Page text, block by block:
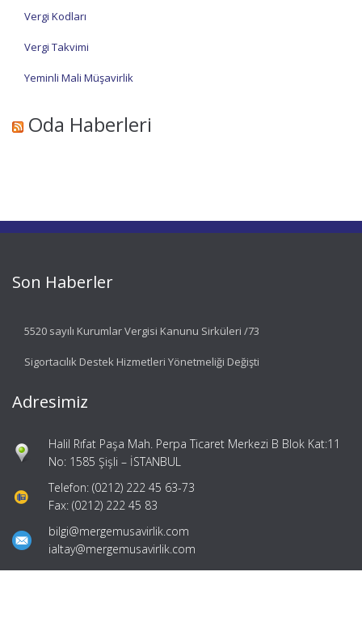
Vergi Kodları
Vergi Takvimi
Yeminli Mali Müşavirlik
Oda Haberleri
Son Haberler
5520 sayılı Kurumlar Vergisi Kanunu Sirküleri /73
Sigortacılık Destek Hizmetleri Yönetmeliği Değişti
Adresimiz
Halil Rıfat Paşa Mah. Perpa Ticaret Merkezi B Blok Kat:11
No: 1585 Şişli – İSTANBUL
Telefon: (0212) 222 45 63-73
Fax: (0212) 222 45 83
bilgi@mergemusavirlik.com
ialtay@mergemusavirlik.com